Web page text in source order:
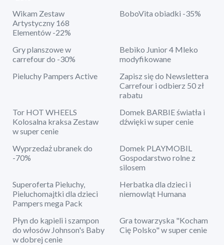
Wikam Zestaw
Artystyczny 168
Elementów -22%
BoboVita obiadki -35%
Gry planszowe w
carrefour do -30%
Bebiko Junior 4 Mleko
modyfikowane
Pieluchy Pampers Active
Zapisz się do Newslettera
Carrefour i odbierz 50 zł
rabatu
Tor HOT WHEELS
Kolosalna kraksa Zestaw
w super cenie
Domek BARBIE światła i
dźwięki w super cenie
Wyprzedaż ubranek do
-70%
Domek PLAYMOBIL
Gospodarstwo rolne z
silosem
Superoferta Pieluchy,
Pieluchomajtki dla dzieci
Pampers mega Pack
Herbatka dla dzieci i
niemowląt Humana
Płyn do kąpieli i szampon
do włosów Johnson's Baby
w dobrej cenie
Gra towarzyska "Kocham
Cię Polsko" w super cenie